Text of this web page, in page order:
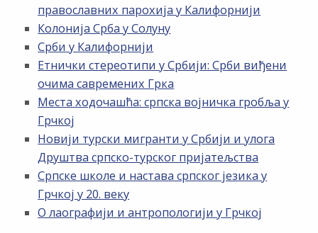
православних парохија у Калифорнији
Колонија Срба у Солуну
Срби у Калифорнији
Етнички стереотипи у Србији: Срби виђени
очима савремених Грка
Места ходочашћа: српска војничка гробља у
Грчкој
Новији турски мигранти у Србији и улога
Друштва српско-турског пријатељства
Српске школе и настава српског језика у
Грчкој у 20. веку
О лаографији и антропологији у Грчкој